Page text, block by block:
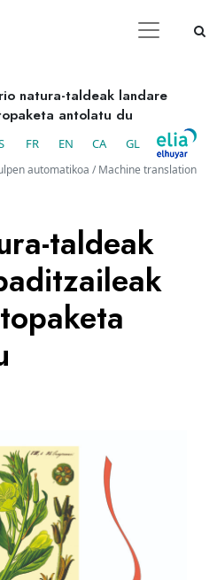
natura-taldeak landare
antolatu du
FR EN CA GL
automatikoa / Machine translation
taldeak